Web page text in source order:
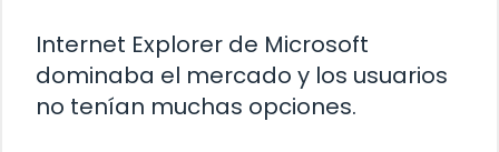
Internet Explorer de Microsoft
dominaba el mercado y los usuarios
no tenían muchas opciones.